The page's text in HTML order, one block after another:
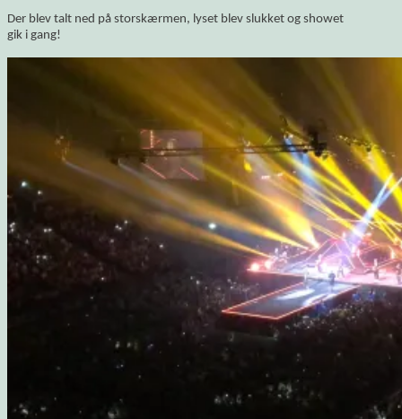
Der blev talt ned på storskærmen, lyset blev slukket og showet
gik i gang!